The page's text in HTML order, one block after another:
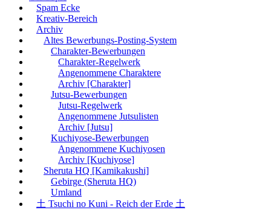
Spam Ecke
Kreativ-Bereich
Archiv
Altes Bewerbungs-Posting-System
Charakter-Bewerbungen
Charakter-Regelwerk
Angenommene Charaktere
Archiv [Charakter]
Jutsu-Bewerbungen
Jutsu-Regelwerk
Angenommene Jutsulisten
Archiv [Jutsu]
Kuchiyose-Bewerbungen
Angenommene Kuchiyosen
Archiv [Kuchiyose]
Sheruta HQ [Kamikakushi]
Gebirge (Sheruta HQ)
Umland
土 Tsuchi no Kuni - Reich der Erde 土